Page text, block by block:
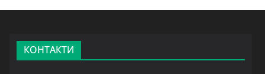
КОНТАКТИ